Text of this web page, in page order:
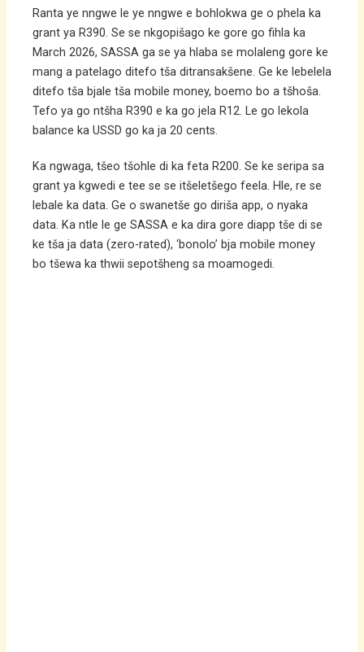
Ranta ye nngwe le ye nngwe e bohlokwa ge o phela ka
grant ya R390. Se se nkgopišago ke gore go fihla ka
March 2026, SASSA ga se ya hlaba se molaleng gore ke
mang a patelago ditefo tša ditransakšene. Ge ke lebelela
ditefo tša bjale tša mobile money, boemo bo a tšhoša.
Tefo ya go ntšha R390 e ka go jela R12. Le go lekola
balance ka USSD go ka ja 20 cents.
Ka ngwaga, tšeo tšohle di ka feta R200. Se ke seripa sa
grant ya kgwedi e tee se se itšeletšego feela. Hle, re se
lebale ka data. Ge o swanetše go diriša app, o nyaka
data. Ka ntle le ge SASSA e ka dira gore diapp tše di se
ke tša ja data (zero-rated), ‘bonolo’ bja mobile money
bo tšewa ka thwii sepotšheng sa moamogedi.